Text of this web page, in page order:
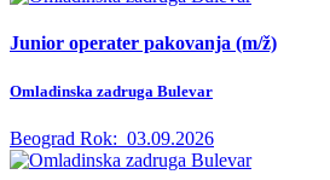
Junior operater pakovanja (m/ž)
Omladinska zadruga Bulevar
Beograd Rok: 03.09.2026